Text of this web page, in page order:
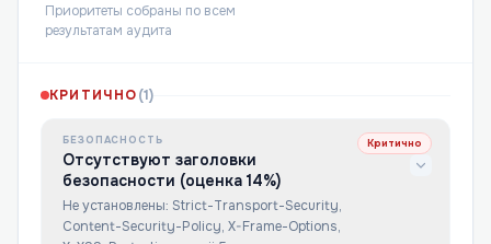
Приоритеты собраны по всем
результатам аудита
КРИТИЧНО(1)
БЕЗОПАСНОСТЬ
Отсутствуют заголовки
безопасности (оценка 14%)
Не установлены: Strict-Transport-Security,
Content-Security-Policy, X-Frame-Options,
Критично